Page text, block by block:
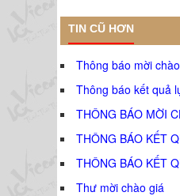
TIN CŨ HƠN
Thông báo mời
Thông báo kết quả
THÔNG BÁO MỜI
THÔNG BÁO KẾT
THÔNG BÁO KẾT
Thư mời chào giá